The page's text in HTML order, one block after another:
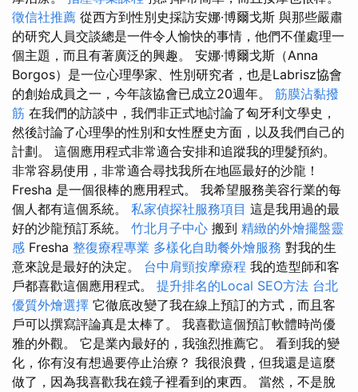
徵信社推薦 從西方到性別史採訪安娜·博爾戈斯 與那些嚴肅
的研究人員交談總是一件令人愉快的事情，他們不僅處理一
個主題，而且有著廣泛的興趣。 安娜·博爾戈斯（Anna
Borgos）是一位心理學家、性別研究者，也是Labrisz協會
的創始成員之一，今年該協會已成立20週年。 筋膜沾黏撥
筋 在我們的訪談中，我們非正式地討論了匈牙利文學史，
然後討論了心理學的性別和女性歷史方面，以及我們自己的
計劃。 這個應用程式非常適合安排和追蹤我的理髮預約。
非常容易使用，非常適合尋找我所在地區最好的沙龍！
Fresha 是一個很棒的應用程式。 我希望服務美容行業的每
個人都有這個系統。 私家偵探社服務項目 這是我用過的最
好的沙龍預訂系統。 竹北月子中心 搬到 精緻的外燴擺盤靈
感 Fresha 整復療程專業 多樣化自助餐外燴服務 對我的生
意來說是最好的決定。 台中肩頸按摩療程 我的造型師和客
戶都喜歡這個應用程式。 提升排名的Local SEO方法 台北
優質外燴選擇 它徹底改變了我在線上預訂的方式，而且客
戶可以撰寫評論真是太棒了。 我喜歡這個預訂軟體時尚優
雅的外觀。 它是業內最好的，我強烈推薦它。 看到我的變
化，你有沒有想過要停止治療？ 我很浪費，但我還是這麼
做了，因為我喜歡我在鏡子裡看到的東西。 當然，不是脫